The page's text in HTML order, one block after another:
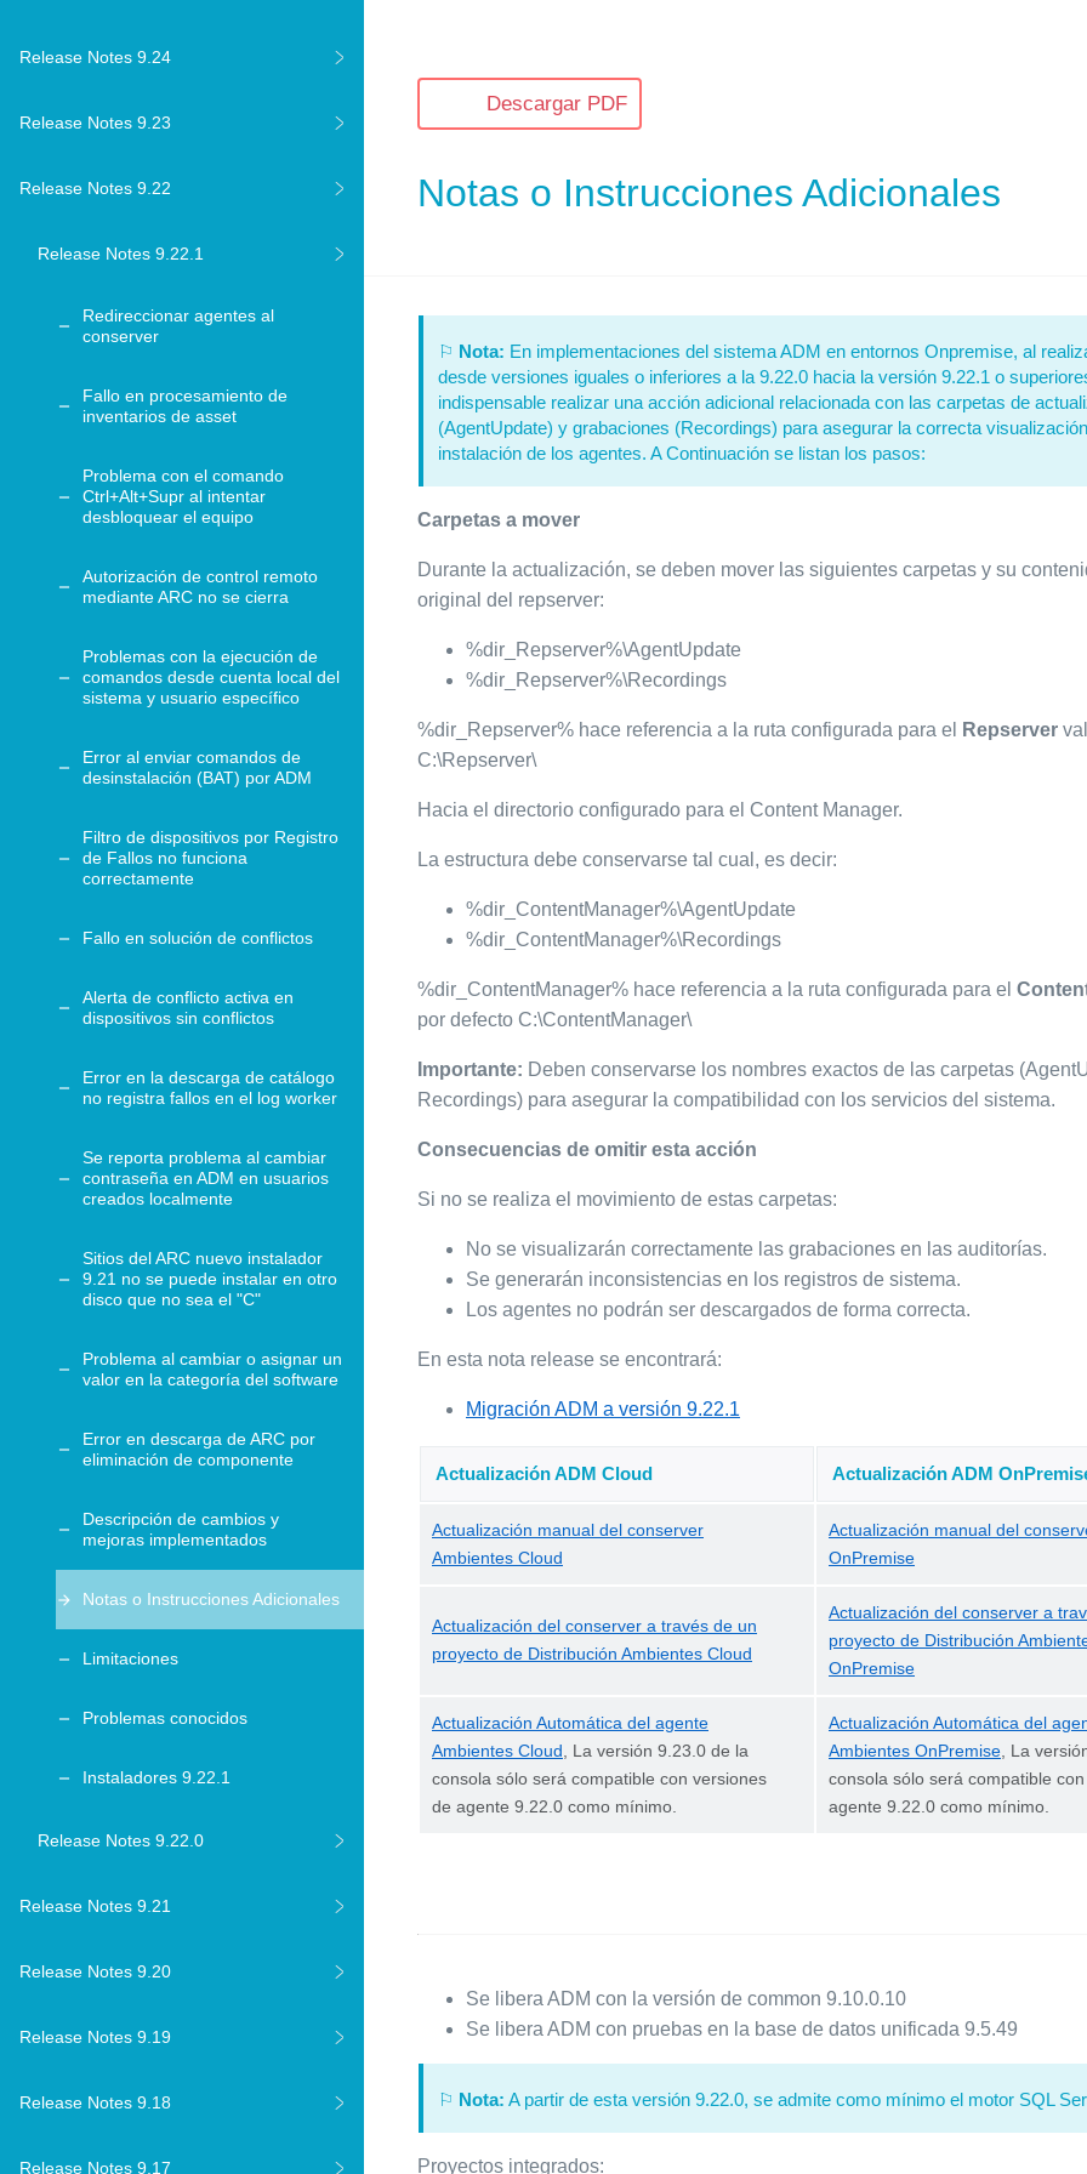
Release Notes 9.24
Release Notes 9.23
Release Notes 9.22
Release Notes 9.22.1
Redireccionar agentes al
conserver
Fallo en procesamiento de
inventarios de asset
Problema con el comando
Ctrl+Alt+Supr al intentar
desbloquear el equipo
Autorización de control remoto
mediante ARC no se cierra
Problemas con la ejecución de
comandos desde cuenta local del
sistema y usuario específico
Error al enviar comandos de
desinstalación (BAT) por ADM
Filtro de dispositivos por Registro
de Fallos no funciona
correctamente
Fallo en solución de conflictos
Alerta de conflicto activa en
dispositivos sin conflictos
Error en la descarga de catálogo
no registra fallos en el log worker
Se reporta problema al cambiar
contraseña en ADM en usuarios
creados localmente
Sitios del ARC nuevo instalador
9.21 no se puede instalar en otro
disco que no sea el "C"
Problema al cambiar o asignar un
valor en la categoría del software
Error en descarga de ARC por
eliminación de componente
Descripción de cambios y
mejoras implementados
Notas o Instrucciones Adicionales
Limitaciones
Problemas conocidos
Instaladores 9.22.1
Release Notes 9.22.0
Release Notes 9.21
Release Notes 9.20
Release Notes 9.19
Release Notes 9.18
Release Notes 9.17
Descargar PDF
Notas o Instrucciones Adicionales
⚐ Nota: En implementaciones del sistema ADM en entornos Onpremise, al
desde versiones iguales o inferiores a la 9.22.0 hacia la versión 9.22.1 o
indispensable realizar una acción adicional relacionada con las carpetas de
(AgentUpdate) y grabaciones (Recordings) para asegurar la correcta
instalación de los agentes. A Continuación se listan los pasos:
Carpetas a mover
Durante la actualización, se deben mover las siguientes carpetas y su
original del repserver:
%dir_Repserver%\AgentUpdate
%dir_Repserver%\Recordings
%dir_Repserver% hace referencia a la ruta configurada para el Repserver
C:\Repserver\
Hacia el directorio configurado para el Content Manager.
La estructura debe conservarse tal cual, es decir:
%dir_ContentManager%\AgentUpdate
%dir_ContentManager%\Recordings
%dir_ContentManager% hace referencia a la ruta configurada para el
por defecto C:\ContentManager\
Importante: Deben conservarse los nombres exactos de las carpetas
Recordings) para asegurar la compatibilidad con los servicios del sistema.
Consecuencias de omitir esta acción
Si no se realiza el movimiento de estas carpetas:
No se visualizarán correctamente las grabaciones en las auditorías.
Se generarán inconsistencias en los registros de sistema.
Los agentes no podrán ser descargados de forma correcta.
En esta nota release se encontrará:
Migración ADM a versión 9.22.1
Actualización ADM Cloud Actualización ADM
Actualización manual del conserver
Ambientes Cloud
Actualización manual del
OnPremise
Actualización del conserver a través de un
proyecto de Distribución Ambientes Cloud
Actualización del conserver a
proyecto de Distribución
OnPremise
Actualización Automática del agente
Ambientes Cloud , La versión 9.23.0 de la
consola sólo será compatible con versiones
de agente 9.22.0 como mínimo.
Actualización Automática del
Ambientes OnPremise , La
consola sólo será compatible
agente 9.22.0 como mínimo.
Se libera ADM con la versión de common 9.10.0.10
Se libera ADM con pruebas en la base de datos unificada 9.5.49
⚐ Nota: A partir de esta versión 9.22.0, se admite como mínimo el motor SQL
Proyectos integrados: